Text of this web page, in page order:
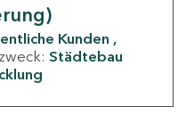
Kunden
Städtebau